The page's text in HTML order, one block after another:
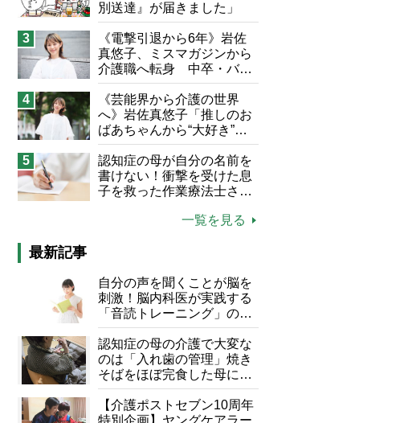
別送達』が届きました」
3
《電撃引退から6年》岩佐
真悠子、ミスマガジンから
介護職へ転身 中卒・バイ
ト経験ゼロの彼女が見つけ
た“居場所”「社会の役に立
ちながら自分らしくいられ
る」
4
《芸能界から介護の世界
へ》岩佐真悠子「推しのお
ばあちゃんから“大好き”を
もらえる」理不尽さも吹き
飛ぶ“やりがい”、介護の現
場は「愛おしい」
5
認知症の母が自分の名前を
書けない！衝撃を受けた息
子を救った作業療法士さん
一覧を見る
最新記事
自分の声を聞くことが脳を
刺激！脳内科医が実践する
「音読トレーニング」の極
意
認知症の母の介護で大変な
のは「入れ歯の管理」焼き
そばをほぼ完食した母に息
子が血の気が引いた理由
【介護ポストセブン10周年
特別企画】ヤングケアラー